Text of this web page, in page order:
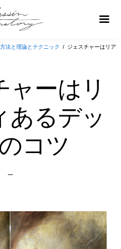
法と理論とテクニック / ジェスチャーはリア
ャーはリ
あるデッ
コツ